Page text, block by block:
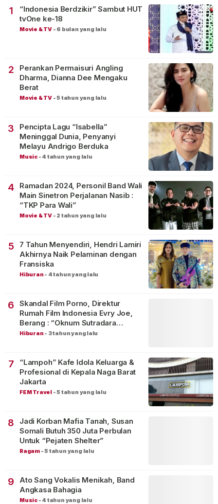
1
“Indonesia Berdzikir” Sambut HUT
tvOne ke-18
Movie & TV - 6 bulan yang lalu
2
Perankan Permaisuri Angling
Dharma, Dianna Dee Mengaku
Berat
Movie & TV -5 tahun yang lalu
3
Pencipta Lagu “Isabella”
Meninggal Dunia, Penyanyi
Melayu Andrigo Berduka
Music - 4 tahun yang lalu
4
Ramadan 2024, Personil Band Wali
Main Sinetron Perjalanan Nasib :
“TKP Para Wali”
Movie & TV - 2 tahun yang lalu
5
7 Tahun Menyendiri, Hendri Lamiri
Akhirnya Naik Pelaminan dengan
Fransiska
Hiburan - 4 tahun yang lalu
6
Skandal Film Porno, Direktur
Rumah Film Indonesia Evry Joe,
Berang : “Oknum Sutradara
Merusak Perfilman Indonesia”!
Hiburan - 3 tahun yang lalu
7
“Lampoh” Kafe Idola Keluarga &
Profesional di Kepala Naga Barat
Jakarta
FEM Travel -5 tahun yang lalu
8
Jadi Korban Mafia Tanah, Susan
Somali Butuh 350 Juta Perbulan
Untuk “Pejaten Shelter”
Ragam -5 tahun yang lalu
9
Ato Sang Vokalis Menikah, Band
Angkasa Bahagia
Music - 4 tahun yang lalu